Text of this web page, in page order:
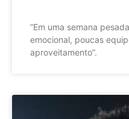
”Em uma semana
emocional, poucas
aproveitamento”.